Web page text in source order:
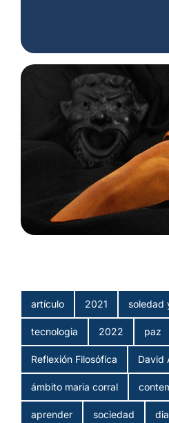
artículo 2021 soledad
tecnologia 2022 paz
Reflexión Filosófica David
ámbito maria corral
aprender sociedad